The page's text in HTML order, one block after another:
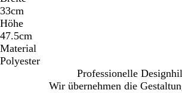
33cm
Höhe
47.5cm
Material
Polyester
Professionelle
Wir übernehmen die